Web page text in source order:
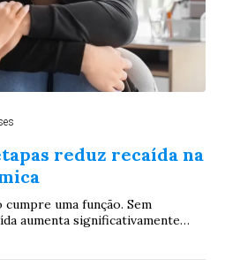
reduz recaída na
uma função. Sem
aumenta significativamente